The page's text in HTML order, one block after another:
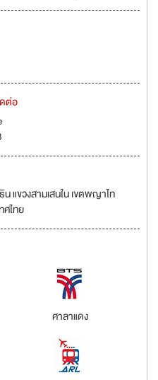
ต่อ
แขวงสามเสนใน เขตพญาไท
ศไทย
ศาลาแดง